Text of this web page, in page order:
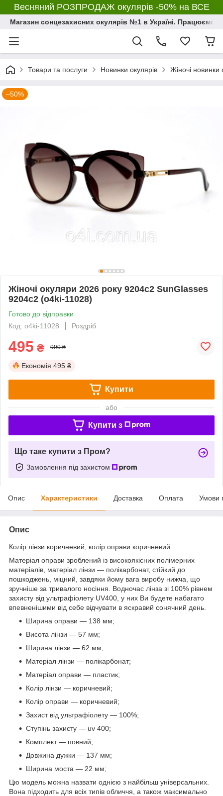
Весняний РОЗПРОДАЖ окулярів -50% на ВСЕ
Магазин сонцезахисних окулярів №1 в Україні. Працюємо з
Товари та послуги Новинки окулярів Жіночі новинки
–50%
Жіночі окуляри 2026 року 9204c2 SunGlasses
9204c2 (o4ki-11028)
Готово до відправки
Код: o4ki-11028
Роздріб
495 ₴ 990 ₴
Економія 495 ₴
Купити
або
Купити з
Що таке купити з Пром?
Замовлення під захистом
Опис Характеристики Доставка Оплата Умови
Опис
Колір лінзи коричневий, колір оправи коричневий.
Матеріал оправи зроблений із високоякісних полімерних
матеріалів, матеріал лінзи — полікарбонат, стійкий до
пошкоджень, міцний, завдяки йому вага виробу нижча, що
зручніше за тривалого носіння. Водночас лінза зі 100% рівнем
захисту від ультрафіолету UV400, у них Ви будете набагато
впевненішими від себе відчувати в яскравий сонячний день.
Ширина оправи — 138 мм;
Висота лінзи — 57 мм;
Ширина лінзи — 62 мм;
Матеріал лінзи — полікарбонат;
Матеріал оправи — пластик;
Колір лінзи — коричневий;
Колір оправи — коричневий;
Захист від ультрафіолету — 100%;
Ступінь захисту — uv 400;
Комплект — повний;
Довжина дужки — 137 мм;
Ширина моста — 22 мм;
Цю модель можна назвати однією з найбільш універсальних.
Вона підходить для всіх типів обличчя, а також максимально